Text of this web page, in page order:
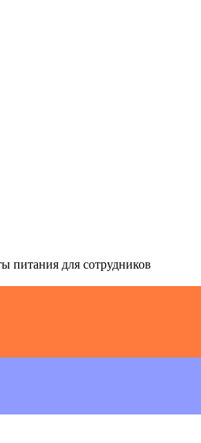
питания для сотрудников